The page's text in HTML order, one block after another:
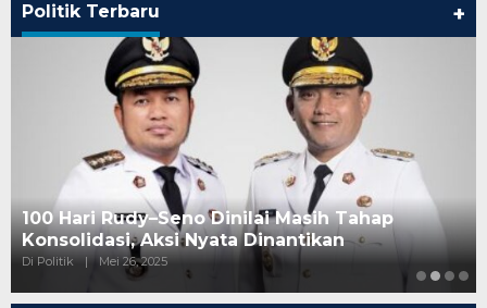
Politik Terbaru +
100 Hari Rudy–Seno Dinilai Masih Tahap
Konsolidasi, Aksi Nyata Dinantikan
Di Politik | Mei 26, 2025